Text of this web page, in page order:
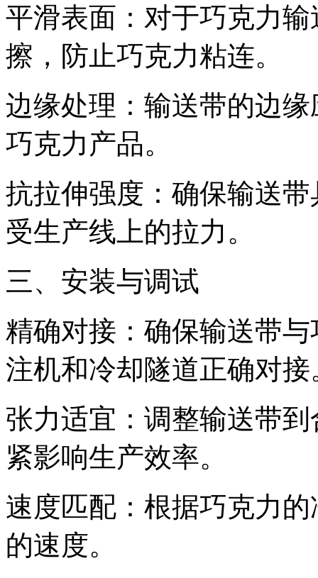
平滑表面：对于巧克力
擦，防止巧克力粘连。
边缘处理：输送带的边
巧克力产品。
抗拉伸强度：确保输送
受生产线上的拉力。
三、安装与调试
精确对接：确保输送带
注机和冷却隧道正确对接
张力适宜：调整输送带
紧影响生产效率。
速度匹配：根据巧克力
的速度。